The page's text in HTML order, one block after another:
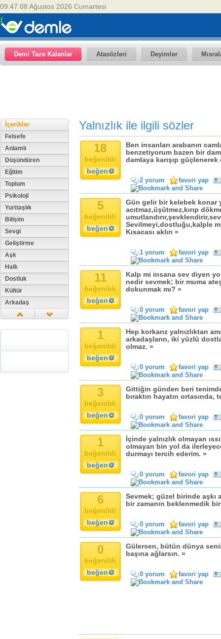
09:47 08 Ağustos 2026 Cumartesi
Demi Taze Kalanlar Atasözleri Deyimler
İçerikler
Felsefe
Anlamlı
Düşündüren
Eğitim
Toplum
Psikoloji
Yurttaşlık
Bilişim
Sevgi
Geliştirme
Aşk
Halk
Dostluk
Kültür
Arkadaş
Din
Zaman
Yalnızlık ile ilgili sözler
18
beğenildi
beğen
Ben insanları arabanın
benzetiyorum bazen bir
damlaya karışıp güçlenerek
2 yorum favori yap
5
beğenildi
beğen
Gün gelir bir kelebek konar
acıtmaz,üşütmez,kırıp
Sevilmeyi,dostluğu,kalple
Kısacası aklın »
1 yorum favori yap
11
beğenildi
beğen
Kalp mi insana sev diyen
nedir sevmek; bir muma
dokunmak mı? »
0 yorum favori yap
1
beğenildi
beğen
Hep korkarız yalnızlıktan
arkadaşların, iki yüzlü
olmaz. »
0 yorum favori yap
3
beğenildi
beğen
Gittiğin günden beri
bıraktın hayatın ortasında,
0 yorum favori yap
1
beğenildi
beğen
İçinde yalnızlık olmayan
olmayan bin yol da
durmayı tercih ederim. »
0 yorum favori yap
6
beğenildi
beğen
Sevmek; güzel birinde aşkı
bir zamanın beklenmedik
0 yorum favori yap
0
beğenildi
beğen
Gülersen, bütün dünya
başına ağlarsın. »
0 yorum favori yap